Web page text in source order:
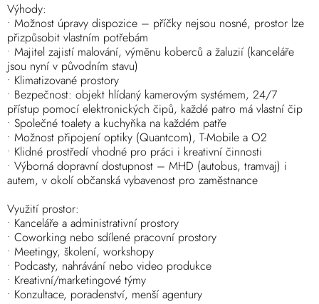
Výhody:
• Možnost úpravy dispozice – příčky nejsou nosné, prostor lze
přizpůsobit vlastním potřebám
• Majitel zajistí malování, výměnu koberců a žaluzií (kanceláře
jsou nyní v původním stavu)
• Klimatizované prostory
• Bezpečnost: objekt hlídaný kamerovým systémem, 24/7
přístup pomocí elektronických čipů, každé patro má vlastní čip
• Společné toalety a kuchyňka na každém patře
• Možnost připojení optiky (Quantcom), T-Mobile a O2
• Klidné prostředí vhodné pro práci i kreativní činnosti
• Výborná dopravní dostupnost – MHD (autobus, tramvaj) i
autem, v okolí občanská vybavenost pro zaměstnance
Využití prostor:
• Kanceláře a administrativní prostory
• Coworking nebo sdílené pracovní prostory
• Meetingy, školení, workshopy
• Podcasty, nahrávání nebo video produkce
• Kreativní/marketingové týmy
• Konzultace, poradenství, menší agentury